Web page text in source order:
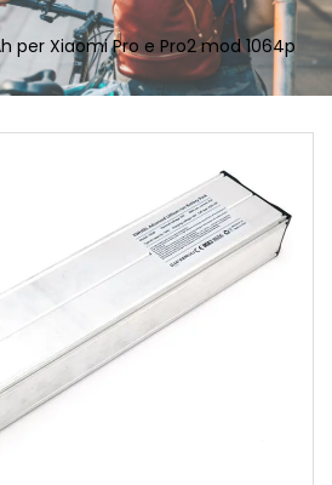
per Xiaomi Pro e Pro2 mod 1064p